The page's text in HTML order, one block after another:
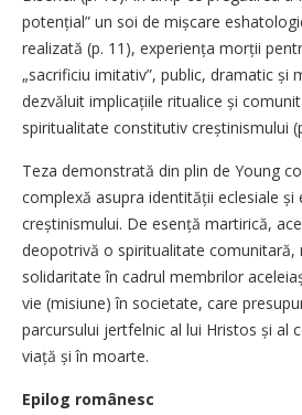
potențial” un soi de mișcare
realizată (p. 11), experiența morții
„sacrificiu imitativ”, public, dramatic și
dezvăluit implicațiile ritualice și
spiritualitate constitutiv creș­ti­nis­mului
Teza demonstrată din plin de Young
complexă asupra identității eclesiale și
creștinismului. De esență martirică,
deopotrivă o spiritualitate comunitară,
solidaritate în cadrul membrilor
vie (misiune) în societate, care
parcursului jertfelnic al lui Hristos și al
viață și în moarte.
Epilog românesc